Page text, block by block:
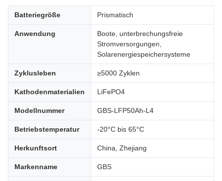
Batteriegröße Prismatisch
Anwendung
Boote, unterbrechungsfreie
Stromversorgungen,
Solarenergiespeichersysteme
Zyklusleben ≥5000 Zyklen
Kathodenmaterialien LiFePO4
Modellnummer GBS-LFP50Ah-L4
Betriebstemperatur -20°C bis 65°C
Herkunftsort China, Zhejiang
Markenname GBS